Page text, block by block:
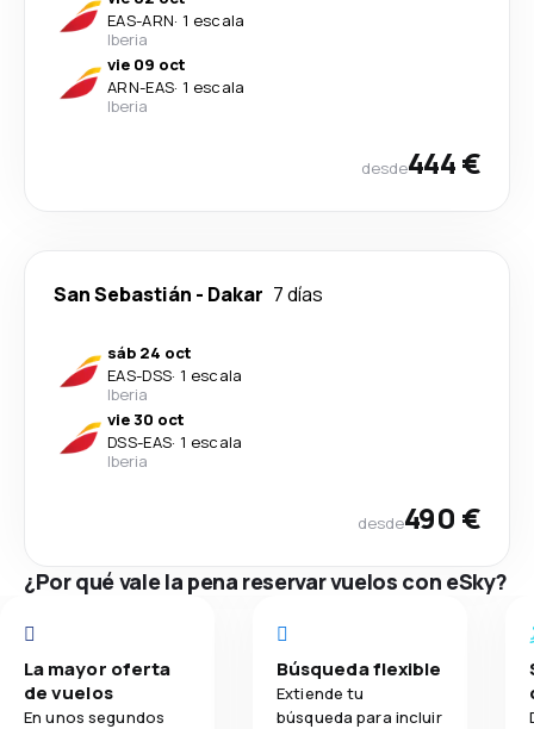
EAS-ARN· 1 escala
Iberia
vie 09 oct
ARN-EAS· 1 escala
Iberia
desde444 €
San Sebastián - Dakar 7 días
sáb 24 oct
EAS-DSS· 1 escala
Iberia
vie 30 oct
DSS-EAS· 1 escala
Iberia
desde490 €
¿Por qué vale la pena reservar vuelos con eSky?
La mayor oferta
de vuelos
En unos segundos
Búsqueda flexible
Extiende tu
búsqueda para incluir